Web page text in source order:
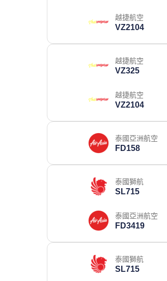
越捷航空
VZ2104
越捷航空
VZ325
越捷航空
VZ2104
泰國亞洲航空
FD158
泰國獅航
SL715
泰國亞洲航空
FD3419
泰國獅航
SL715